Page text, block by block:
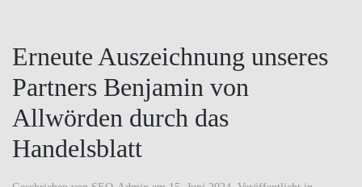
Erneute Auszeichnung unseres
Partners Benjamin von
Allwörden durch das
Handelsblatt